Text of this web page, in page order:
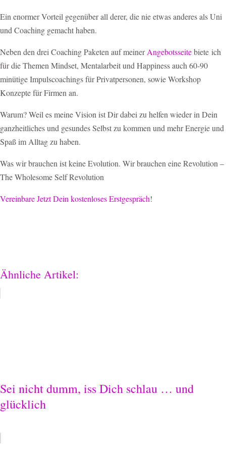
Ein enormer Vorteil gegenüber all derer, die nie etwas anderes als Uni
und Coaching gemacht haben.
Neben den drei Coaching Paketen auf meinerAngebotsseitebiete ich
für die Themen Mindset, Mentalarbeit und Happiness auch 60-90
minütige Impulscoachings für Privatpersonen, sowie Workshop
Konzepte für Firmen an.
Warum? Weil es meine Vision ist Dir dabei zu helfen wieder in Dein
ganzheitliches und gesundes Selbst zu kommen und mehr Energie und
Spaß im Alltag zu haben.
Was wir brauchen ist keine Evolution. Wir brauchen eine Revolution –
The Wholesome Self Revolution
Vereinbare Jetzt Dein kostenloses Erstgespräch!
Ähnliche Artikel:
Sei nicht dumm, iss Dich schlau … und
glücklich